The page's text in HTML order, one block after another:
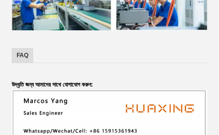
FAQ
উদ্ধৃতি জন্য আমাদের সাথে যোগাযোগ করুন: